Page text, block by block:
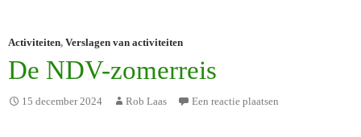
Activiteiten, Verslagen van activiteiten
De NDV-zomerreis
15 december 2024 Rob Laas Een reactie plaatsen